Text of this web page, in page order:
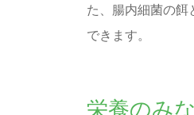
た、腸内細菌の餌
できます。
栄養のみ